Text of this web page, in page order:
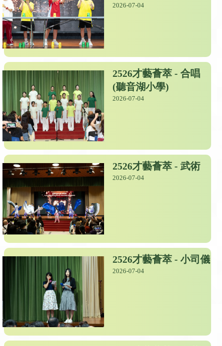
2026-07-04
2526才藝薈萃 - 合唱
(聽音湖小學)
2026-07-04
2526才藝薈萃 - 武術
2026-07-04
2526才藝薈萃 - 小司儀
2026-07-04